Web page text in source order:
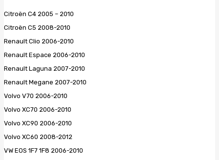
Citroën C4 2005 – 2010
Citroën C5 2008-2010
Renault Clio 2006-2010
Renault Espace 2006-2010
Renault Laguna 2007-2010
Renault Megane 2007-2010
Volvo V70 2006-2010
Volvo XC70 2006-2010
Volvo XC90 2006-2010
Volvo XC60 2008-2012
VW EOS 1F7 1F8 2006-2010